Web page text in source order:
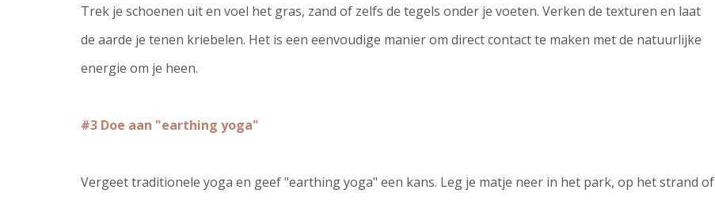
Trek je schoenen uit en voel het gras, zand of zelfs de tegels onder je voeten. Verken de texturen en laat
de aarde je tenen kriebelen. Het is een eenvoudige manier om direct contact te maken met de natuurlijke
energie om je heen.
#3 Doe aan "earthing yoga"
Vergeet traditionele yoga en geef "earthing yoga" een kans. Leg je matje neer in het park, op het strand of